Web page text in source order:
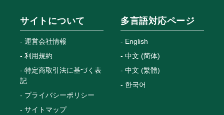
サイトについて
運営会社情報
利用規約
特定商取引法に基づく表
記
プライバシーポリシー
サイトマップ
多言語対応ページ
English
中文 (简体)
中文 (繁體)
한국어